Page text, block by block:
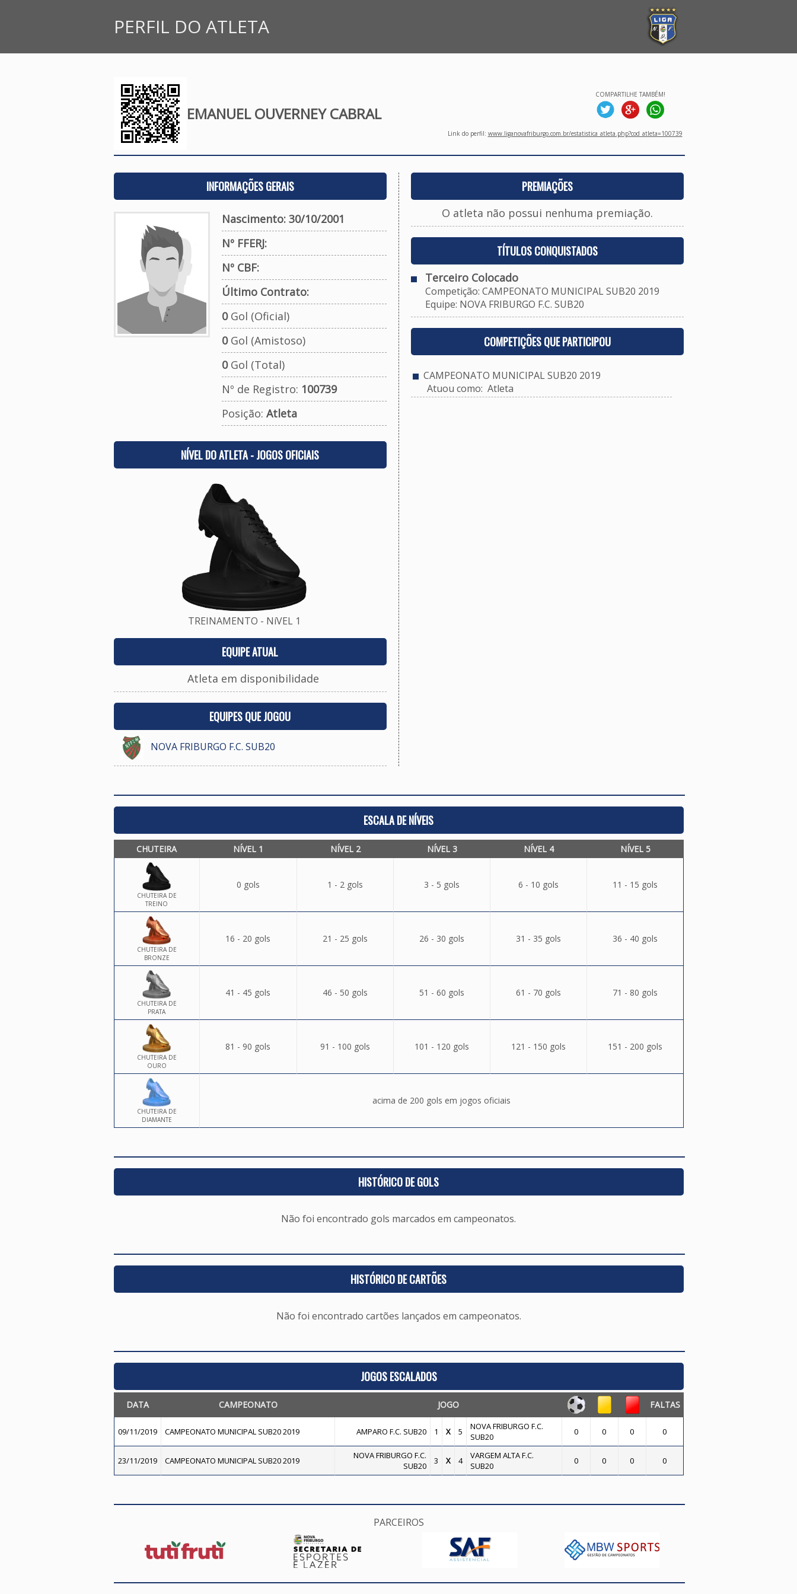
PERFIL DO ATLETA
EMANUEL OUVERNEY CABRAL
COMPARTILHE TAMBÉM!
Link do perfil: www.liganovafriburgo.com.br/estatistica_atleta.php?cod_atleta=100739
INFORMAÇÕES GERAIS
Nascimento: 30/10/2001
Nº FFERJ:
Nº CBF:
Último Contrato:
0Gol (Oficial)
0Gol (Amistoso)
0Gol (Total)
Nº de Registro: 100739
Posição: Atleta
NÍVEL DO ATLETA - JOGOS OFICIAIS
TREINAMENTO - NíVEL 1
EQUIPE ATUAL
Atleta em disponibilidade
EQUIPES QUE JOGOU
NOVA FRIBURGO F.C. SUB20
PREMIAÇÕES
O atleta não possui nenhuma premiação.
TÍTULOS CONQUISTADOS
Terceiro Colocado
Competição: CAMPEONATO MUNICIPAL SUB20 2019
Equipe: NOVA FRIBURGO F.C. SUB20
COMPETIÇÕES QUE PARTICIPOU
CAMPEONATO MUNICIPAL SUB20 2019
Atuou como: Atleta
ESCALA DE NÍVEIS
CHUTEIRA NÍVEL 1 NÍVEL 2 NÍVEL 3 NÍVEL 4 NÍVEL 5
CHUTEIRA DE
TREINO
0 gols 1 - 2 gols 3 - 5 gols 6 - 10 gols 11 - 15 gols
CHUTEIRA DE
BRONZE
16 - 20 gols 21 - 25 gols 26 - 30 gols 31 - 35 gols 36 - 40 gols
CHUTEIRA DE
PRATA
41 - 45 gols 46 - 50 gols 51 - 60 gols 61 - 70 gols 71 - 80 gols
CHUTEIRA DE
OURO
81 - 90 gols 91 - 100 gols 101 - 120 gols 121 - 150 gols 151 - 200 gols
CHUTEIRA DE
DIAMANTE
acima de 200 gols em jogos oficiais
HISTÓRICO DE GOLS
Não foi encontrado gols marcados em campeonatos.
HISTÓRICO DE CARTÕES
Não foi encontrado cartões lançados em campeonatos.
JOGOS ESCALADOS
DATA CAMPEONATO JOGO FALTAS
09/11/2019 CAMPEONATO MUNICIPAL SUB20 2019 AMPARO F.C. SUB20 1 X 5
NOVA FRIBURGO F.C.
SUB20
0 0 0 0
23/11/2019 CAMPEONATO MUNICIPAL SUB20 2019
NOVA FRIBURGO F.C.
SUB20
3 X 4
VARGEM ALTA F.C.
SUB20
0 0 0 0
PARCEIROS